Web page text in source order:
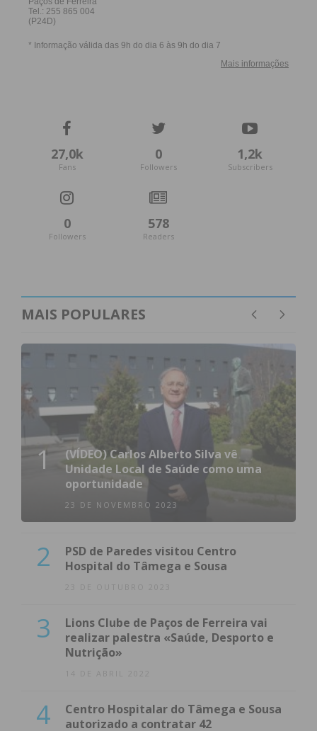
27,0k
Fans
0
Followers
1,2k
Subscribers
0
Followers
578
Readers
MAIS POPULARES
1
(VÍDEO) Carlos Alberto Silva vê
Unidade Local de Saúde como uma
oportunidade
23 DE NOVEMBRO 2023
2
PSD de Paredes visitou Centro
Hospital do Tâmega e Sousa
23 DE OUTUBRO 2023
3
Lions Clube de Paços de Ferreira vai
realizar palestra «Saúde, Desporto e
Nutrição»
14 DE ABRIL 2022
4
Centro Hospitalar do Tâmega e Sousa
autorizado a contratar 42